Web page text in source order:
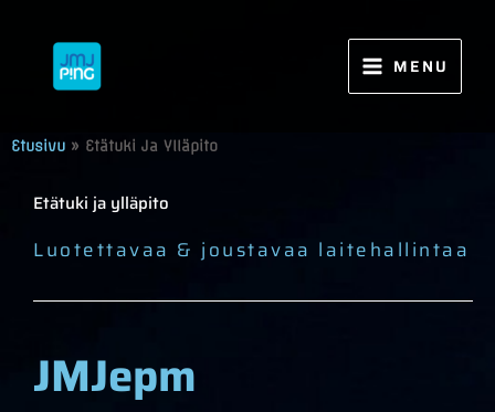
sisältöön
MENU
Etusivu » Etätuki Ja Ylläpito
Etätuki ja ylläpito
Luotettavaa & joustavaa laitehallintaa
JMJepm